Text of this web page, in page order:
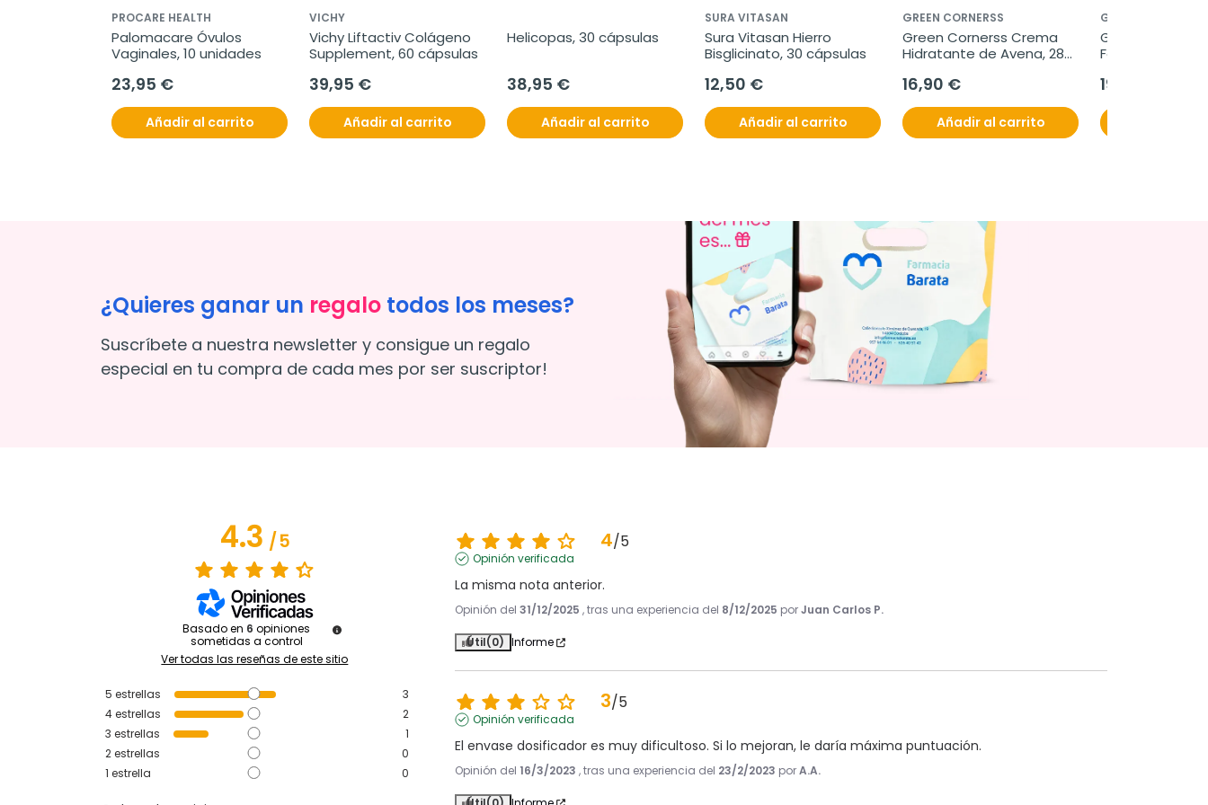
PROCARE HEALTH
Palomacare Óvulos
Vaginales, 10 unidades
23,95 €
Añadir al carrito
VICHY
Vichy Liftactiv Colágeno
Supplement, 60 cápsulas
39,95 €
Añadir al carrito
Helicopas, 30 cápsulas
38,95 €
Añadir al carrito
SURA VITASAN
Sura Vitasan Hierro
Bisglicinato, 30 cápsulas
12,50 €
Añadir al carrito
GREEN CORNERSS
Green Cornerss Crema
Hidratante de Avena, 280
16,90 €
Añadir al carrito
GREEN CORNERSS
Green
Facial de
19,45 €
¿Quieres ganar un regalo todos los meses?
Suscríbete a nuestra newsletter y consigue un regalo
especial en tu compra de cada mes por ser suscriptor!
4.3/5
Basado en 6 opiniones
sometidas a control
Ver todas las reseñas de este sitio
5 estrellas
3
4estrellas
2
3 estrellas
1
2estrellas
0
1 estrella 0
4/5
Opinión verificada
La misma nota anterior.
Opinión del31/12/2025 , tras una experiencia del 8/12/2025 porJuan Carlos P.
Útil(0) Informe
3/5
Opinión verificada
El envase dosificador es muy dificultoso. Si lo mejoran, le daría máxima puntuación.
Opinión del 16/3/2023 , tras una experiencia del 23/2/2023 porA.A.